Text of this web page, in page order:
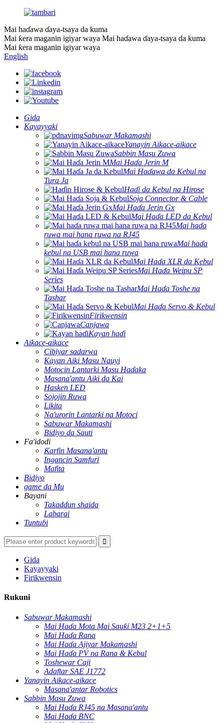
Mai haɗawa ɗaya-tsaya da kuma
Mai ƙera maganin igiyar waya Mai haɗawa ɗaya-tsaya da kuma
Mai ƙera maganin igiyar waya
English
Gida
Kayayyaki
Sabuwar Makamashi
Yanayin Aikace-aikace
Sabbin Masu Zuwa
Mai Haɗa Jerin M
Mai Haɗawa da Kebul na
Tura Ja
Haɗi da Kebul na Hirose
Soja Connector & Cable
Mai Haɗa Jerin Gx
Mai Haɗa LED da Kebul
Mai haɗa
ruwa mai hana ruwa na RJ45
Mai haɗa
kebul na USB mai hana ruwa
Mai Haɗa XLR da Kebul
Mai Haɗa Weipu SP
Series
Mai Haɗa Toshe na
Tashar
Mai Haɗa Servo & Kebul
Firikwensin
Canjawa
Kayan haɗi
Aikace-aikace
Cibiyar sadarwa
Kayan Aiki Masu Nauyi
Motocin Lantarki Masu Haɗaka
Masana'antu Aiki da Kai
Hasken LED
Sojojin Ruwa
Likita
Na'urorin Lantarki na Motoci
Sabuwar Makamashi
Bidiyo da Sauti
Fa'idodi
Ƙarfin Masana'antu
Ingancin Samfuri
Mafita
Bidiyo
game da Mu
Bayani
Takaddun shaida
Labarai
Tuntuɓi
Gida
Kayayyaki
Firikwensin
Rukuni
Sabuwar Makamashi
Mai Haɗa Mota Mai Sauƙi M23 2+1+5
Mai Haɗa Rana
Mai Haɗa Ajiyar Makamashi
Mai Haɗa PV na Rana & Kebul
Toshewar Caji
Adaftar SAE J1772
Yanayin Aikace-aikace
Masana'antar Robotics
Sabbin Masu Zuwa
Mai Haɗa RJ45 na Masana'antu
Mai Haɗa BNC